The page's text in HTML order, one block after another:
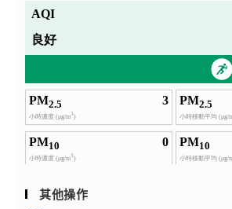
其他操作